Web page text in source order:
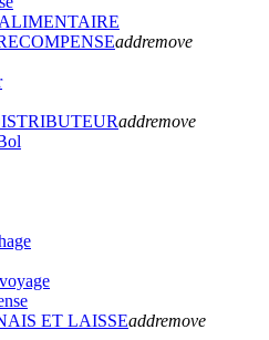
addremove
addremove
ET LAISSEaddremove